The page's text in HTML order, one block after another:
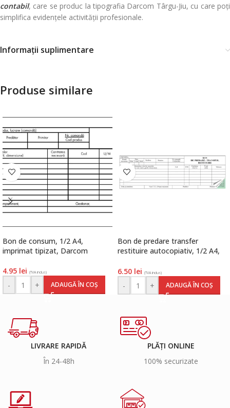
contabil, care se produc la tipografia Darcom Târgu-Jiu, cu care poți
simplifica evidențele activității profesionale.
Informații suplimentare
Produse similare
Bon de consum, 1/2 A4,
imprimat tipizat, Darcom
4.95 lei (TVA inclus)
- + ADAUGĂ ÎN COȘ
Bon de predare transfer
restituire autocopiativ, 1/2 A4,
6.50 lei (TVA inclus)
- + ADAUGĂ ÎN COȘ
LIVRARE RAPIDĂ
În 24-48h
PLĂȚI ONLINE
100% securizate